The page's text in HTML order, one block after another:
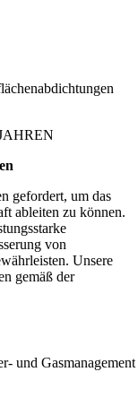
gefordert, um das
ableiten zu können.
von
Unsere
gemäß der
und Gasmanagement